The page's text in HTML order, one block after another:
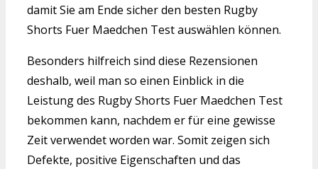
damit Sie am Ende sicher den besten Rugby
Shorts Fuer Maedchen Test auswählen können.
Besonders hilfreich sind diese Rezensionen
deshalb, weil man so einen Einblick in die
Leistung des Rugby Shorts Fuer Maedchen Test
bekommen kann, nachdem er für eine gewisse
Zeit verwendet worden war. Somit zeigen sich
Defekte, positive Eigenschaften und das